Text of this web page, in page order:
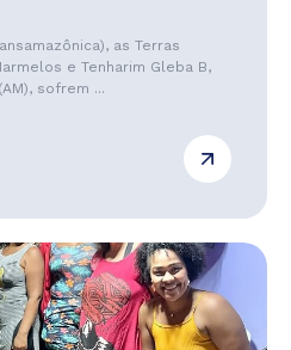
as Terras
e Tenharim Gleba B,
sofrem ...